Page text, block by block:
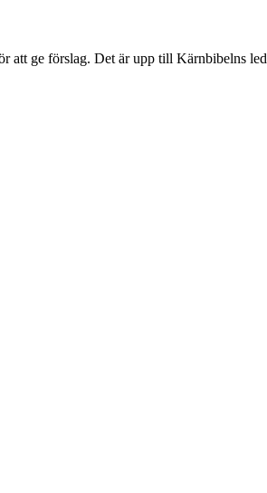
att ge förslag. Det är upp till Kärnbibelns